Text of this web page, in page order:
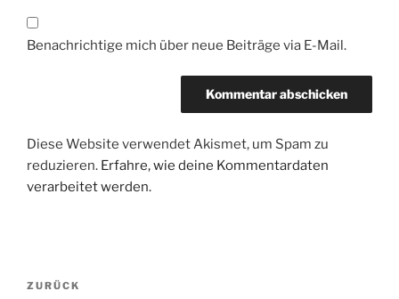
Benachrichtige mich über neue Beiträge via E-Mail.
Diese Website verwendet Akismet, um Spam zu
reduzieren. Erfahre, wie deine Kommentardaten
verarbeitet werden.
Beitragsnavigation
Vorheriger
ZURÜCK